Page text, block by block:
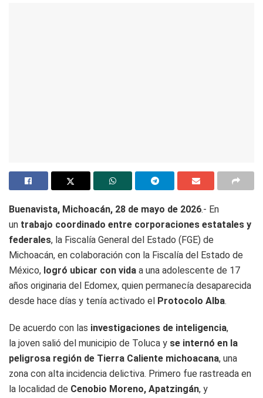
Buenavista, Michoacán, 28 de mayo de 2026.- En
un trabajo coordinado entre corporaciones estatales y
federales, la Fiscalía General del Estado (FGE) de
Michoacán, en colaboración con la Fiscalía del Estado de
México, logró ubicar con vida a una adolescente de 17
años originaria del Edomex, quien permanecía desaparecida
desde hace días y tenía activado el
Protocolo Alba.
De acuerdo con las investigaciones de inteligencia,
la joven salió del municipio de Toluca y se internó en la
peligrosa región de Tierra Caliente michoacana, una
zona con alta incidencia delictiva. Primero fue rastreada en
la localidad de Cenobio Moreno, Apatzingán, y